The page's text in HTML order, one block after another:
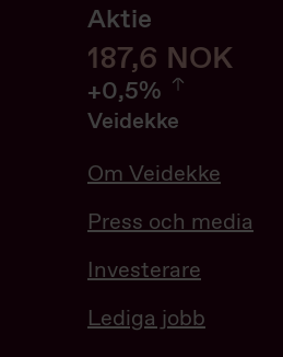
Aktie
187,6 NOK187,6
+0,5%
0.54%
Veidekke
Om Veidekke
Press och media
Investerare
Lediga jobb